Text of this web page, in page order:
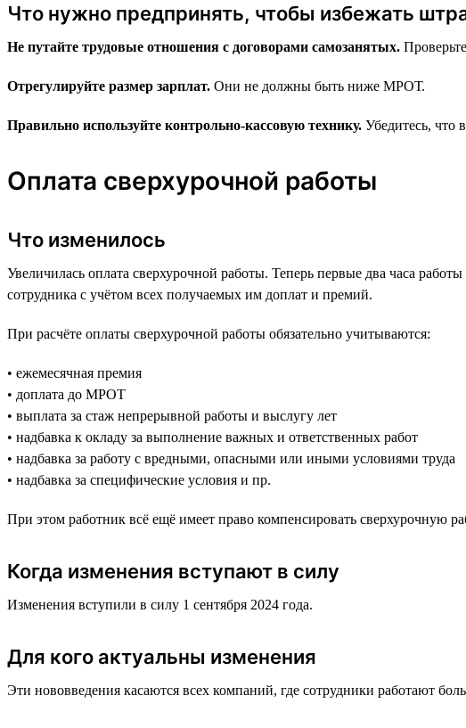
Что нужно предпринять, чтобы избежать
Не путайте трудовые отношения с договорами самозанятых.
Отрегулируйте размер зарплат. Они не должны быть ниже МРОТ.
Правильно используйте контрольно-кассовую технику. Убедитесь, что
Оплата сверхурочной работы
Что изменилось
Увеличилась оплата сверхурочной работы. Теперь первые два часа
сотрудника с учётом всех получаемых им доплат и премий.
При расчёте оплаты сверхурочной работы обязательно учитываются:
• ежемесячная премия
• доплата до МРОТ
• выплата за стаж непрерывной работы и выслугу лет
• надбавка к окладу за выполнение важных и ответственных работ
• надбавка за работу с вредными, опасными или иными условиями труда
• надбавка за специфические условия и пр.
При этом работник всё ещё имеет право компенсировать сверхурочную
Когда изменения вступают в силу
Изменения вступили в силу 1 сентября 2024 года.
Для кого актуальны изменения
Эти нововведения касаются всех компаний, где сотрудники работают